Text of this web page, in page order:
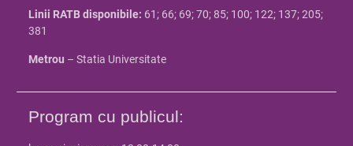
Linii RATB disponibile: 61; 66; 69; 70; 85; 100; 122; 137; 205;
381
Metrou – Statia Universitate
Program cu publicul: